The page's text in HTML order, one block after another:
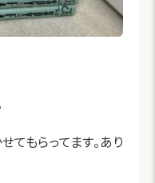
もらってます。あり